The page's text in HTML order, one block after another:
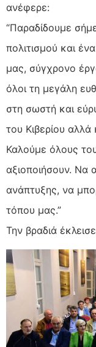
ανέφερε:
“Παραδίδουμε
πολιτισμού και
μας, σύγχρονο
όλοι τη μεγάλη
στη σωστή και
του Κιβερίου
Καλούμε όλους
αξιοποιήσουν. Να
ανάπτυξης, να
τόπου μας.”
Την βραδιά